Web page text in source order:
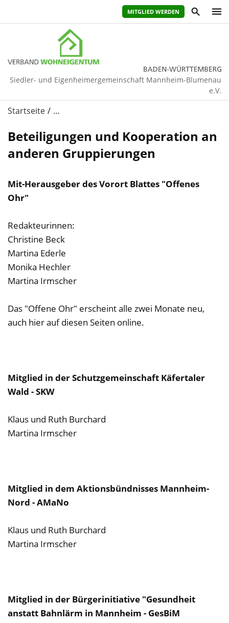
MITGLIED WERDEN
Siedler- und Eigenheimergemeinschaft Mannheim-Blumenau
e.V.
Startseite …
Beteiligungen und Kooperation an
anderen Gruppierungen
Mit-Herausgeber des Vorort Blattes "Offenes
Ohr"
Redakteurinnen:
Christine Beck
Martina Ederle
Monika Hechler
Martina Irmscher
Das "Offene Ohr" erscheint alle zwei Monate neu,
auch hier auf diesen Seiten online.
Mitglied in der Schutzgemeinschaft Käfertaler
Wald - SKW
Klaus und Ruth Burchard
Martina Irmscher
Mitglied in dem Aktionsbündnisses Mannheim-
Nord - AMaNo
Klaus und Ruth Burchard
Martina Irmscher
Mitglied in der Bürgerinitiative "Gesundheit
anstatt Bahnlärm in Mannheim - GesBiM